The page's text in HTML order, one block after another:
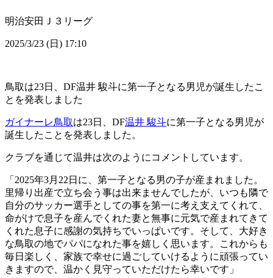
明治安田Ｊ３リーグ
2025/3/23 (日) 17:10
鳥取は23日、DF温井 駿斗に第一子となる男児が誕生したこ
とを発表しました
ガイナーレ鳥取は23日、DF温井 駿斗に第一子となる男児が
誕生したことを発表しました。
クラブを通じて温井は次のようにコメントしています。
「2025年3月22日に、第一子となる男の子が産まれました。
里帰り出産で立ち会う事は出来ませんでしたが、いつも隣で
自分のサッカー選手としての事を第一に考え支えてくれて、
命がけで息子を産んでくれた妻と無事に元気で産まれてきて
くれた息子に感謝の気持ちでいっぱいです。そして、大好き
な鳥取の地でパパになれた事を嬉しく思います。これからも
毎日楽しく、家族で幸せに過ごしていけるように頑張ってい
きますので、温かく見守っていただけたら幸いです」